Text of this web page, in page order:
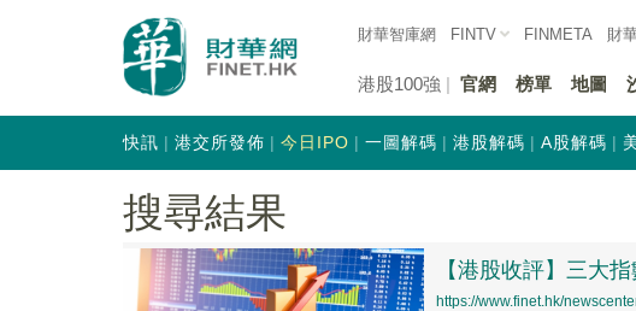
財華智庫網 FINTV FINMETA 財
港股100強 官網 榜單 地圖
快訊 港交所發佈 今日IPO 一圖解碼 港股解碼 A股解碼
搜尋結果
【港股收評】三大
https://www.finet.hk/